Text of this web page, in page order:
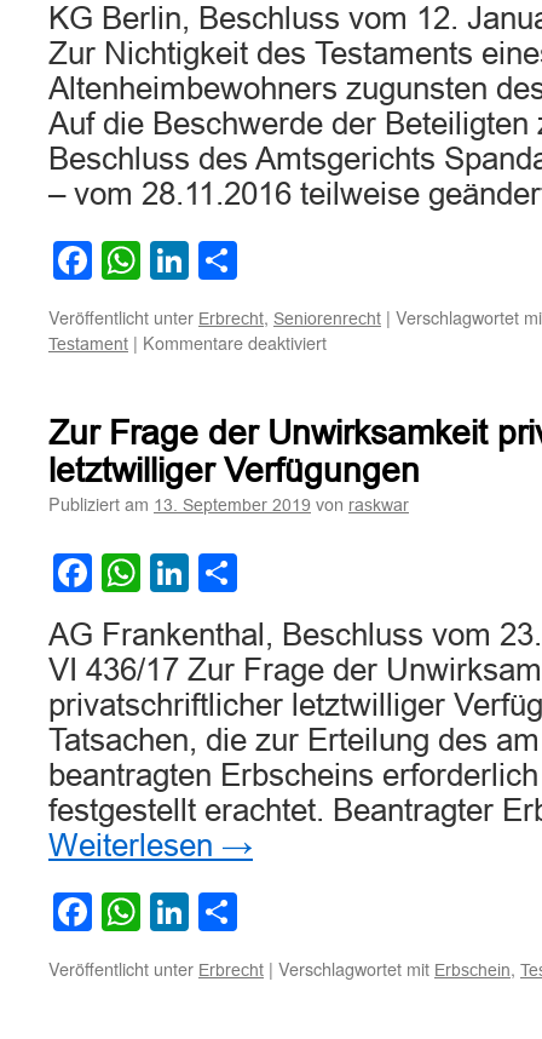
KG Berlin, Beschluss vom 12.
Zur Nichtigkeit des Testaments
Altenheimbewohners zugunsten
Auf die Beschwerde der Beteiligten
Beschluss des Amtsgerichts
– vom 28.11.2016 teilweise
Facebook
WhatsApp
LinkedIn
Veröffentlicht unter Erbrecht, Seniorenrecht | Verschlagwortet
Testament | Kommentare deaktiviertfür
des
Testaments
eines
Altenheimbewohners
zugunsten
Zur Frage der Unwirksamkeit
letztwilliger Verfügungen
Publiziert am 13. September 2019 von raskwar
Facebook
WhatsApp
LinkedIn
AG Frankenthal, Beschluss vom
VI 436/17 Zur Frage der
privatschriftlicher letztwilliger
Tatsachen, die zur Erteilung des
beantragten Erbscheins
festgestellt erachtet. Beantragter
Weiterlesen →
Facebook
WhatsApp
LinkedIn
Veröffentlicht unter Erbrecht | Verschlagwortet mit Erbschein,